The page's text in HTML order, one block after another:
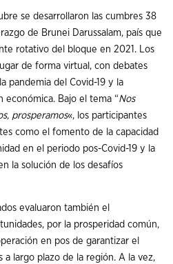
se desarrollaron las cumbres 38
de Brunei Darussalam, país que
rotativo del bloque en 2021. Los
de forma virtual, con debates
pandemia del Covid-19 y la
económica. Bajo el tema “Nos
prosperamos«, los participantes
como el fomento de la capacidad
en el periodo pos-Covid-19 y la
la solución de los desafíos
evaluaron también el
por la prosperidad común,
en pos de garantizar el
largo plazo de la región. A la vez,